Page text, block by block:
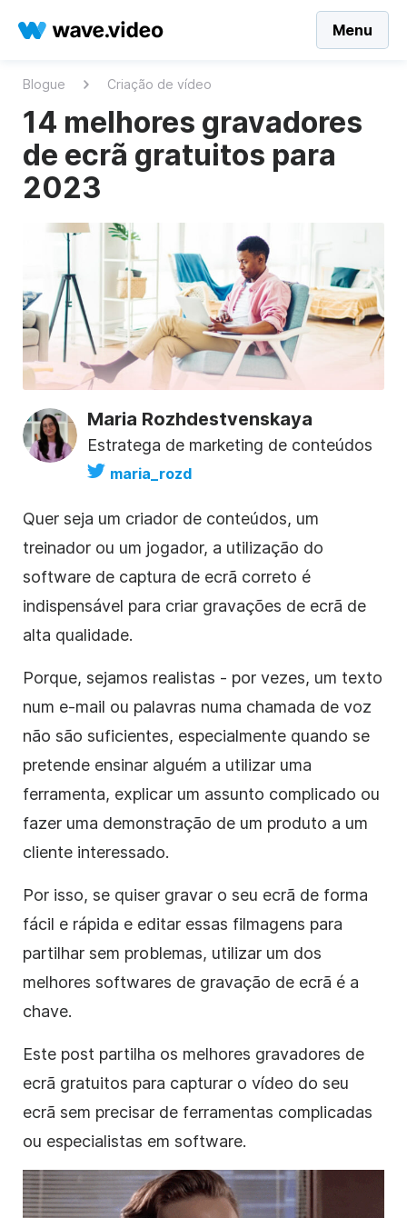
Menu
Blogue Criação de vídeo
14 melhores gravadores
de ecrã gratuitos para
2023
Maria Rozhdestvenskaya
Estratega de marketing de conteúdos
maria_rozd
Quer seja um criador de conteúdos, um
treinador ou um jogador, a utilização do
software de captura de ecrã correto é
indispensável para criar gravações de ecrã de
alta qualidade.
Porque, sejamos realistas - por vezes, um texto
num e-mail ou palavras numa chamada de voz
não são suficientes, especialmente quando se
pretende ensinar alguém a utilizar uma
ferramenta, explicar um assunto complicado ou
fazer uma demonstração de um produto a um
cliente interessado.
Por isso, se quiser gravar o seu ecrã de forma
fácil e rápida e editar essas filmagens para
partilhar sem problemas, utilizar um dos
melhores softwares de gravação de ecrã é a
chave.
Este post partilha os melhores gravadores de
ecrã gratuitos para capturar o vídeo do seu
ecrã sem precisar de ferramentas complicadas
ou especialistas em software.